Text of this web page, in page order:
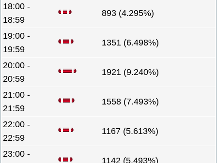
18:00 -
18:59
893 (4.295%)
19:00 -
19:59
1351 (6.498%)
20:00 -
20:59
1921 (9.240%)
21:00 -
21:59
1558 (7.493%)
22:00 -
22:59
1167 (5.613%)
23:00 -
1142 (5.493%)